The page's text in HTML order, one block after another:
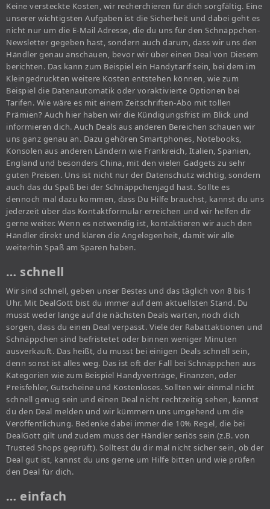
Keine versteckte Kosten, wir recherchieren für dich sorgfältig. Eine
unserer wichtigsten Aufgaben ist die Sicherheit und dabei geht es
nicht nur um die E-Mail Adresse, die du uns für den Schnäppchen-
Newsletter gegeben hast, sondern auch darum, dass wir uns den
Händler genau anschauen, bevor wir über einen Deal von Diesem
berichten. Das kann zum Beispiel ein Handytarif sein, bei dem im
Kleingedruckten weitere Kosten entstehen können, wie zum
Beispiel die Datenautomatik oder voraktivierte Optionen bei
Tarifen. Wie wäre es mit einem Zeitschriften-Abo mit tollen
Prämien? Auch hier haben wir die Kündigungsfrist im Blick und
informieren dich. Auch Deals aus anderen Bereichen schauen wir
uns ganz genau an. Dazu gehören Smartphones, Notebooks,
Konsolen aus anderen Ländern wie Frankreich, Italien, Spanien,
England und besonders China, mit den vielen Gadgets zu sehr
guten Preisen. Uns ist nicht nur der Datenschutz wichtig, sondern
auch das du Spaß bei der Schnäppchenjagd hast. Sollte es
dennoch mal dazu kommen, dass Du Hilfe brauchst, kannst du uns
jederzeit über das Kontaktformular erreichen und wir helfen dir
gerne weiter. Wenn es notwendig ist, kontaktieren wir auch den
Händler direkt und klären die Angelegenheit, damit wir alle
weiterhin Spaß am Sparen haben.
… schnell
Wir sind schnell, geben unser Bestes und das täglich von 8 bis 1
Uhr. Mit DealGott bist du immer auf dem aktuellsten Stand. Du
musst weder lange auf die nächsten Deals warten, noch dich
sorgen, dass du einen Deal verpasst. Viele der Rabattaktionen und
Schnäppchen sind befristetet oder binnen weniger Minuten
ausverkauft. Das heißt, du musst bei einigen Deals schnell sein,
denn sonst ist alles weg. Das ist oft der Fall bei Schnäppchen aus
Kategorien wie zum Beispiel Handyverträge, Finanzen, oder
Preisfehler, Gutscheine und Kostenloses. Sollten wir einmal nicht
schnell genug sein und einen Deal nicht rechtzeitig sehen, kannst
du den Deal melden und wir kümmern uns umgehend um die
Veröffentlichung. Bedenke dabei immer die 10% Regel, die bei
DealGott gilt und zudem muss der Händler seriös sein (z.B. von
Trusted Shops geprüft). Solltest du dir mal nicht sicher sein, ob der
Deal gut ist, kannst du uns gerne um Hilfe bitten und wie prüfen
den Deal für dich.
… einfach